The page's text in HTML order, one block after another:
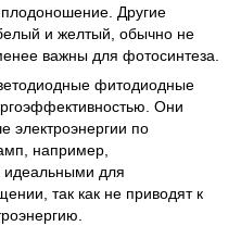
плодоношение. Другие
и желтый, обычно не
важны для фотосинтеза.
фитодиодные
Они
электроэнергии по
например,
идеальными для
так как не приводят к